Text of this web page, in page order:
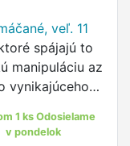
veľ. 11
spájajú to
manipuláciu az
vynikajúceho
1 ks Odosielame
v pondelok